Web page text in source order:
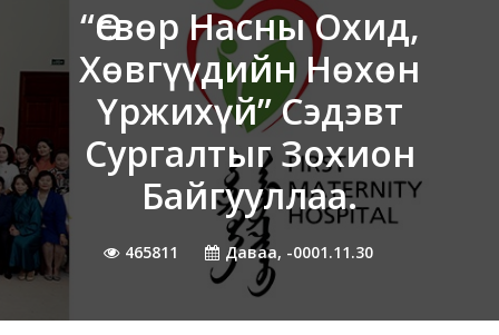
“Өсвөр Насны Охид,
Хөвгүүдийн Нөхөн
Үржихүй” Сэдэвт
Сургалтыг Зохион
Байгууллаа.
465811 Даваа, -0001.11.30